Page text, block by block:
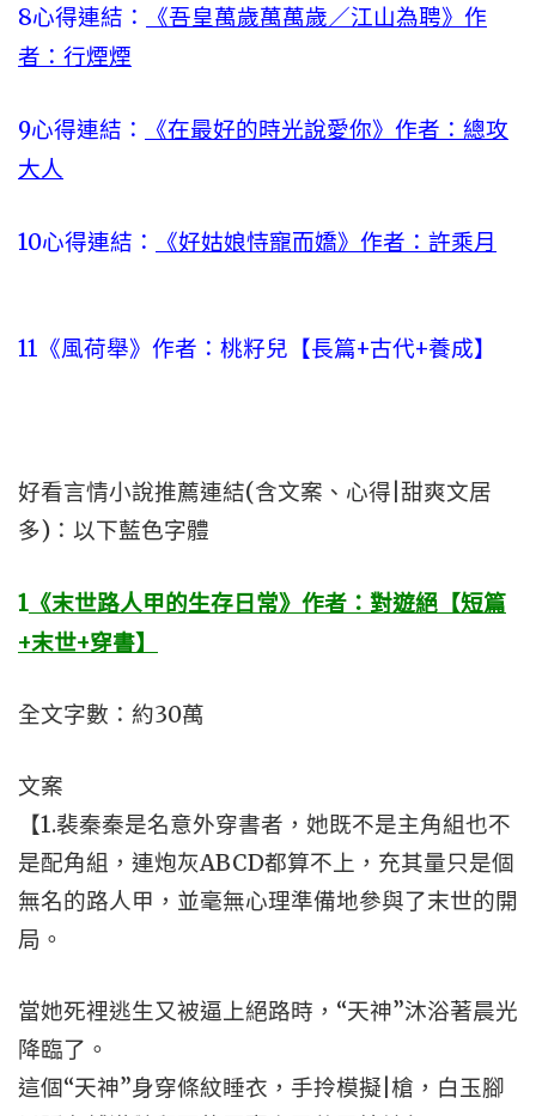
8心得連結：
《吾皇萬歲萬萬歲／江山為聘》作
者：行煙煙
9心得連結：
《在最好的時光說愛你》作者：總攻
大人
10心得連結： 《好姑娘恃寵而嬌》作者：許乘月
11 《風荷舉》作者：桃籽兒【長篇+古代+養成】
好看言情小說推薦連結(含文案、心得|甜爽文居
多)：以下藍色字體
1 《末世路人甲的生存日常》作者：對遊絕【短篇
+末世+穿書】
全文字數：約30萬
文案
【1.裴秦秦是名意外穿書者，她既不是主角組也不
是配角組，連炮灰ABCD都算不上，充其量只是個
無名的路人甲，並毫無心理準備地參與了末世的開
局。
當她死裡逃生又被逼上絕路時，“天神”沐浴著晨光
降臨了。
這個“天神”身穿條紋睡衣，手拎模擬|槍，白玉腳